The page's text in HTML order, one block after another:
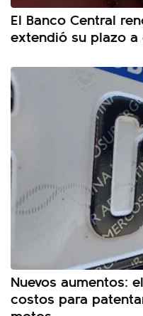
El Banco Central
extendió su plazo
Nuevos aumentos:
costos para